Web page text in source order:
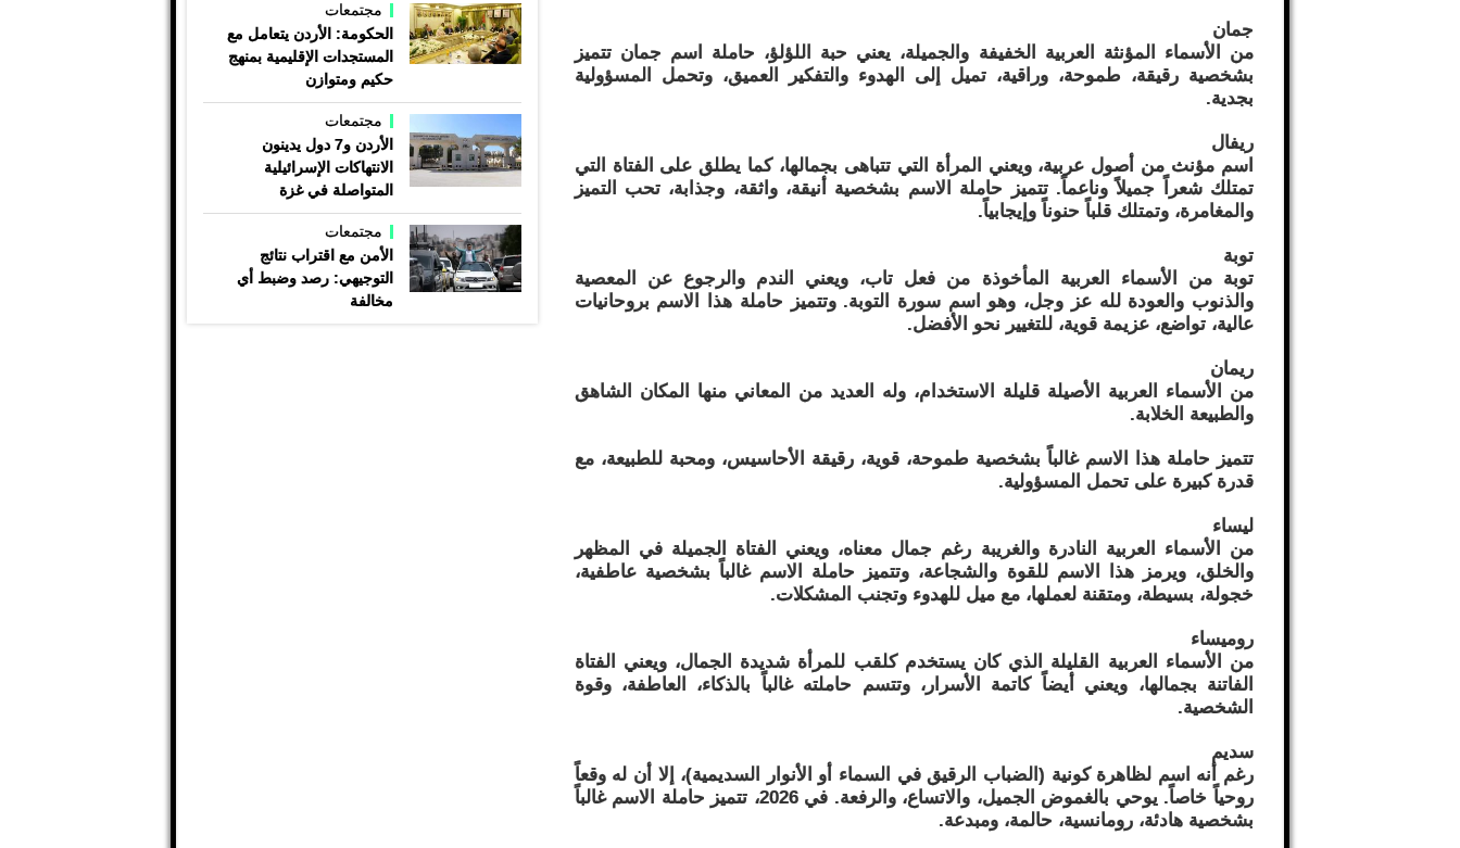
جمان
من الأسماء المؤنثة العربية الخفيفة والجميلة، يعني حبة اللؤلؤ، حاملة اسم جمان تتميز
بشخصية رقيقة، طموحة، وراقية، تميل إلى الهدوء والتفكير العميق، وتحمل المسؤولية
بجدية.
ريفال
اسم مؤنث من أصول عربية، ويعني المرأة التي تتباهى بجمالها، كما يطلق على الفتاة التي
تمتلك شعراً جميلاً وناعماً. تتميز حاملة الاسم بشخصية أنيقة، واثقة، وجذابة، تحب التميز
والمغامرة، وتمتلك قلباً حنوناً وإيجابياً.
توبة
توبة من الأسماء العربية المأخوذة من فعل تاب، ويعني الندم والرجوع عن المعصية
والذنوب والعودة لله عز وجل، وهو اسم سورة التوبة. وتتميز حاملة هذا الاسم بروحانيات
عالية، تواضع، عزيمة قوية، للتغيير نحو الأفضل.
ريمان
من الأسماء العربية الأصيلة قليلة الاستخدام، وله العديد من المعاني منها المكان الشاهق
والطبيعة الخلابة.
تتميز حاملة هذا الاسم غالباً بشخصية طموحة، قوية، رقيقة الأحاسيس، ومحبة للطبيعة، مع
قدرة كبيرة على تحمل المسؤولية.
ليساء
من الأسماء العربية النادرة والغريبة رغم جمال معناه، ويعني الفتاة الجميلة في المظهر
والخلق، ويرمز هذا الاسم للقوة والشجاعة، وتتميز حاملة الاسم غالباً بشخصية عاطفية،
خجولة، بسيطة، ومتقنة لعملها، مع ميل للهدوء وتجنب المشكلات.
روميساء
من الأسماء العربية القليلة الذي كان يستخدم كلقب للمرأة شديدة الجمال، ويعني الفتاة
الفاتنة بجمالها، ويعني أيضاً كاتمة الأسرار، وتتسم حاملته غالباً بالذكاء، العاطفة، وقوة
الشخصية.
سديم
رغم أنه اسم لظاهرة كونية (الضباب الرقيق في السماء أو الأنوار السديمية)، إلا أن له وقعاً
روحياً خاصاً. يوحي بالغموض الجميل، والاتساع، والرفعة. في 2026، تتميز حاملة الاسم غالباً
بشخصية هادئة، رومانسية، حالمة، ومبدعة.
مجتمعات
الحكومة: الأردن يتعامل مع
المستجدات الإقليمية بمنهج
حكيم ومتوازن
مجتمعات
الأردن و7 دول يدينون
الانتهاكات الإسرائيلية
المتواصلة في غزة
مجتمعات
الأمن مع اقتراب نتائج
التوجيهي: رصد وضبط أي
مخالفة